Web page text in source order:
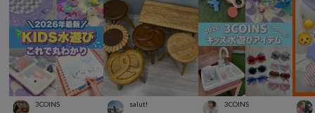
3COINS salut! 3COINS